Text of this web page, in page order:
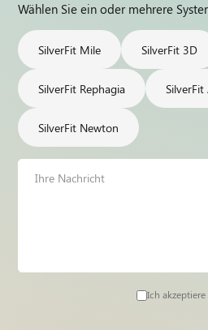
Wählen Sie ein oder mehrere
SilverFit Mile SilverFit 3D
SilverFit Rephagia SilverFit
SilverFit Newton
Nachricht
Ich akzeptiere